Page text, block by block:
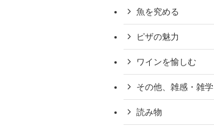
魚を究める
ピザの魅力
ワインを愉しむ
その他、雑感・雑学
読み物